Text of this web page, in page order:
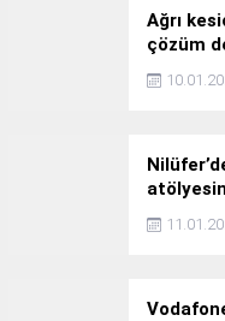
Ağrı
çözüm
konuşuldu